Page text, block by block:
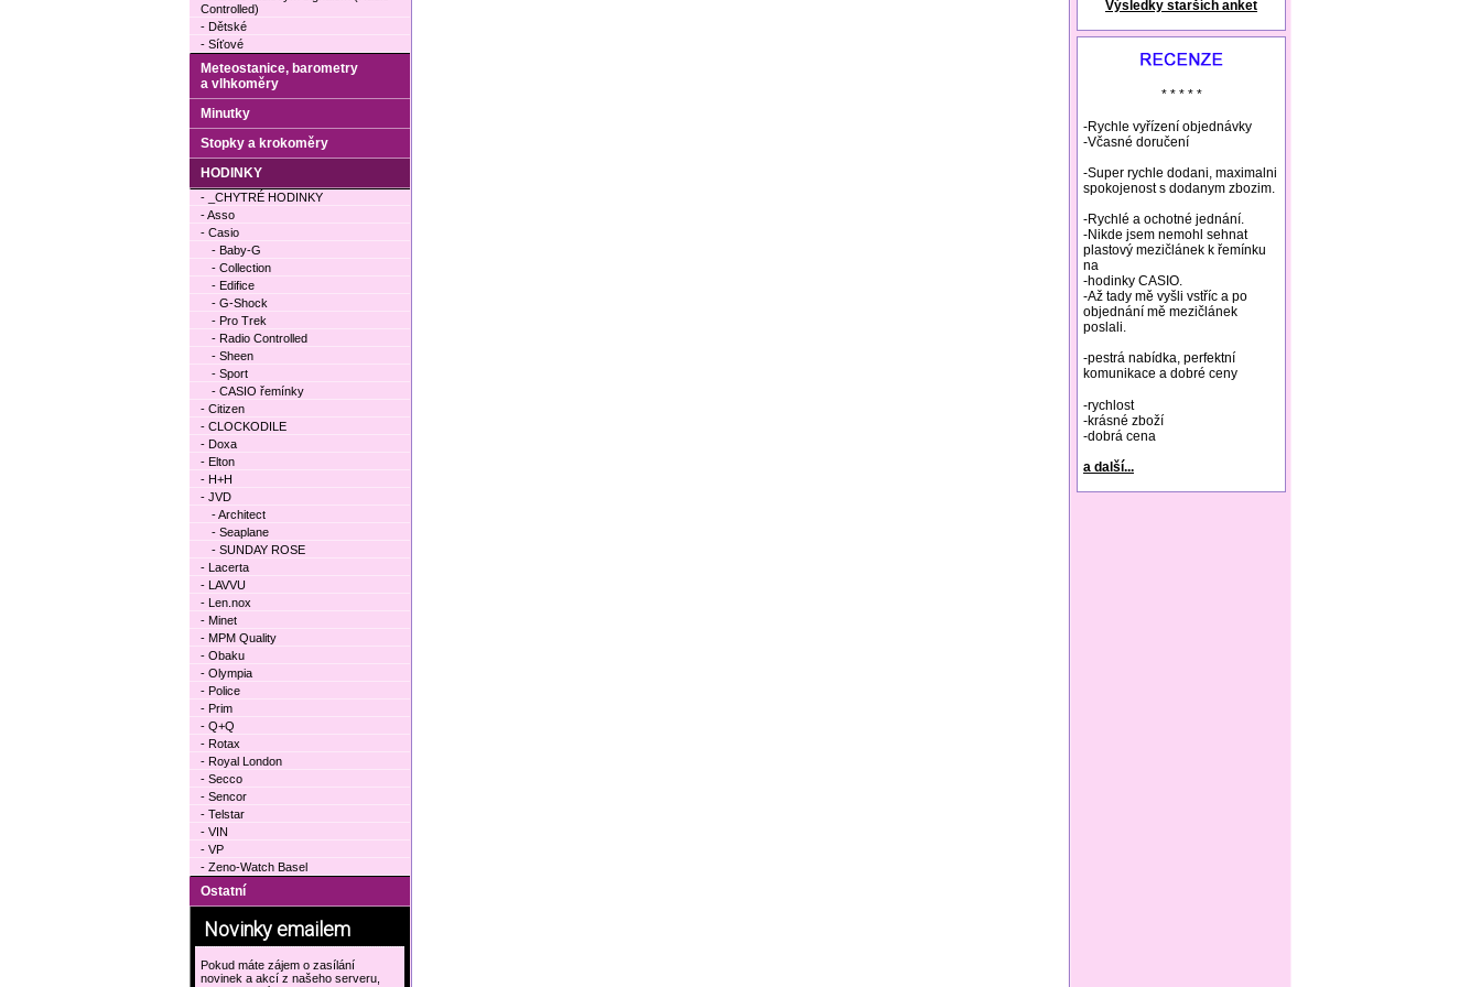
natural remedies rosacea
Výsledky starších anket
* * * * *
-Rychle vyřízení objednávky
-Včasné doručení
-Super rychle dodani, maximalni
spokojenost s dodanym zbozim.
-Rychlé a ochotné jednání.
-Nikde jsem nemohl sehnat
plastový mezičlánek k řemínku
na
-hodinky CASIO.
-Až tady mě vyšli vstříc a po
objednání mě mezičlánek
poslali.
-pestrá nabídka, perfektní
komunikace a dobré ceny
-rychlost
-krásné zboží
-dobrá cena
a další...
Controlled)
- Dětské
- Síťové
Meteostanice, barometry
a vlhkoměry
Minutky
Stopky a krokoměry
HODINKY
- _CHYTRÉ HODINKY
- Asso
- Casio
- Baby-G
- Collection
- Edifice
- G-Shock
- Pro Trek
- Radio Controlled
- Sheen
- Sport
- CASIO řemínky
- Citizen
- CLOCKODILE
- Doxa
- Elton
- H+H
- JVD
- Architect
- Seaplane
- SUNDAY ROSE
- Lacerta
- LAVVU
- Len.nox
- Minet
- MPM Quality
- Obaku
- Olympia
- Police
- Prim
- Q+Q
- Rotax
- Royal London
- Secco
- Sencor
- Telstar
- VIN
- VP
- Zeno-Watch Basel
Ostatní
Novinky emailem
Pokud máte zájem o zasílání
novinek a akcí z našeho serveru,